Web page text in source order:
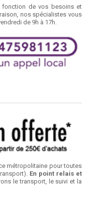
fonction de vos besoins et
nos spécialistes vous
de 9h à 17h.
métropolitaine pour toutes
En point relais et
le transport, le suivi et la